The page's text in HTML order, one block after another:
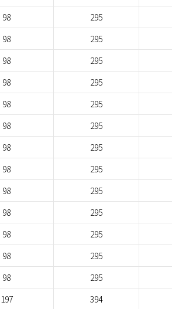
98 295
98 295
98 295
98 295
98 295
98 295
98 295
98 295
98 295
98 295
98 295
98 295
98 295
197 394